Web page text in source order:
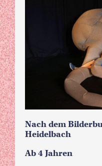
Nach dem
Heidelbach
Ab 4 Jahren